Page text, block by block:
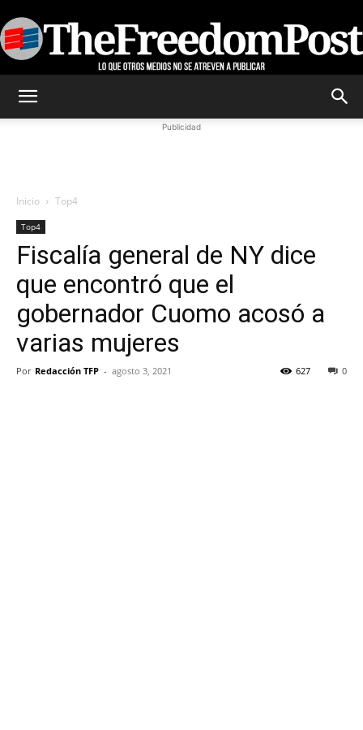
Publicidad
Inicio Top4
Top4
Fiscalía general de NY dice
que encontró que el
gobernador Cuomo acosó a
varias mujeres
Por Redacción TFP - agosto 3, 2021 0
627